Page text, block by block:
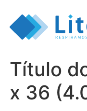
Título
x 36